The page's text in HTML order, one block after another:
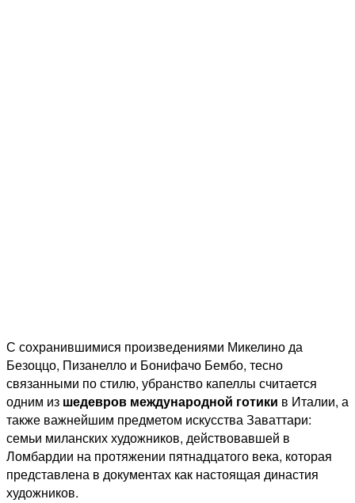
С сохранившимися произведениями Микелино да
Безоццо, Пизанелло и Бонифачо Бембо, тесно
связанными по стилю, убранство капеллы считается
одним из шедевров международной готики в Италии, а
также важнейшим предметом искусстваЗаваттари:
семьи миланских художников, действовавшей в
Ломбардии на протяжении пятнадцатого века, которая
представлена в документах как настоящая династия
художников.